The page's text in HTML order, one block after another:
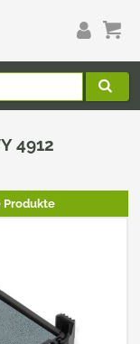
4912
Produkte